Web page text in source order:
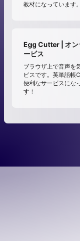
教材になっています。
Egg Cutter | オン
ービス
ブラウザ上で音声を
ビスです。英単語帳
便利なサービスにな
す！